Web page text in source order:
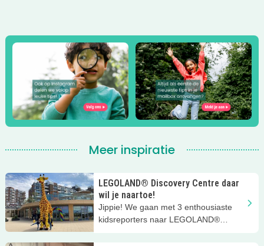
Meer inspiratie
LEGOLAND® Discovery Centre daar
wil je naartoe!
Jippie! We gaan met 3 enthousiaste
kidsreporters naar LEGOLAND®